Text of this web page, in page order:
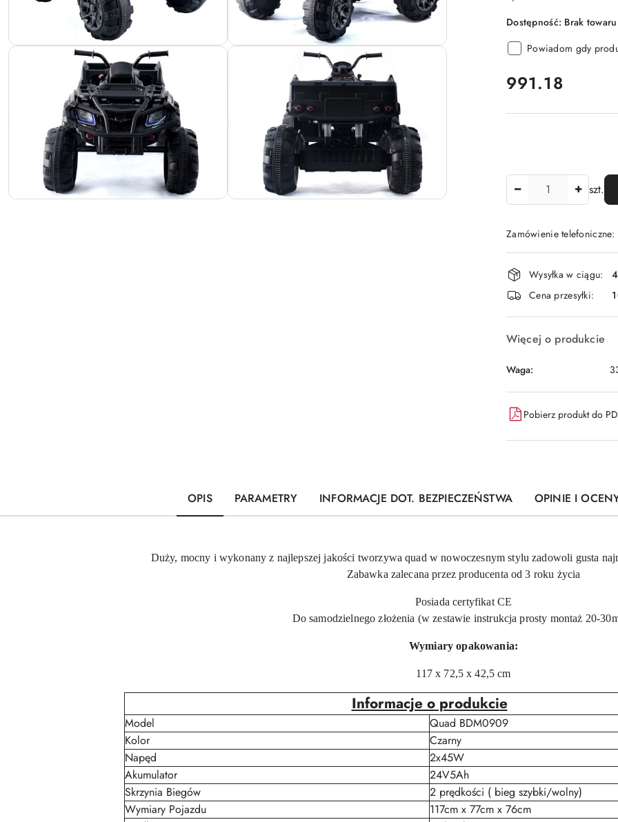
Dostępność: Brak towaru
Powiadom gdy
cena:
991.18
szt.
Zamówienie
Dostępność
i
dostawa
Wysyłka w ciągu:
Cena przesyłki:
Więcej o produkcie
Waga:
Pobierz produkt do
OPIS PARAMETRY INFORMACJE DOT. BEZPIECZEŃSTWA OPINIE I
Duży, mocny i wykonany z najlepszej jakości tworzywa quad w nowoczesnym stylu zadowoli gusta
Zabawka zalecana przez producenta od 3 roku życia
Posiada certyfikat CE
Do samodzielnego złożenia (w zestawie instrukcja prosty montaż 20-
Wymiary opakowania:
117 x 72,5 x 42,5 cm
Informacje o produkcie
Model
Quad BDM0909
Kolor
Czarny
Napęd
2x45W
Akumulator
24V5Ah
Skrzynia Biegów
2 prędkości ( bieg szybki/wolny)
Wymiary Pojazdu
117cm x 77cm x 76cm